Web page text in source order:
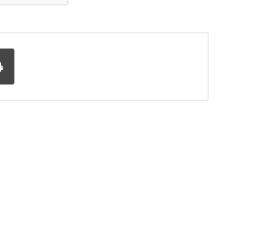
Print